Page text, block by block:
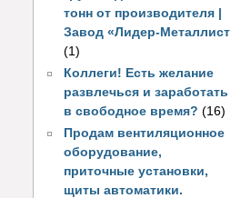
тонн от производителя |
Завод «Лидер-Металлист
(1)
Коллеги! Есть желание
развлечься и заработать
в свободное время? (16)
Продам вентиляционное
оборудование,
приточные установки,
щиты автоматики.